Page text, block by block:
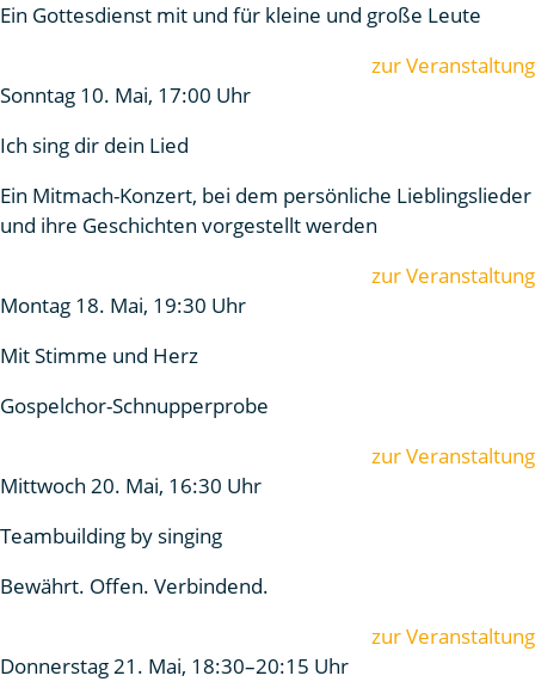
Ein Gottesdienst mit und für kleine und große Leute
zur Veranstaltung
Sonntag 10. Mai, 17:00 Uhr
Ich sing dir dein Lied
Ein Mitmach-Konzert, bei dem persönliche Lieblingslieder
und ihre Geschichten vorgestellt werden
zur Veranstaltung
Montag 18. Mai, 19:30 Uhr
Mit Stimme und Herz
Gospelchor-Schnupperprobe
zur Veranstaltung
Mittwoch 20. Mai, 16:30 Uhr
Teambuilding by singing
Bewährt. Offen. Verbindend.
zur Veranstaltung
Donnerstag 21. Mai, 18:30–20:15 Uhr